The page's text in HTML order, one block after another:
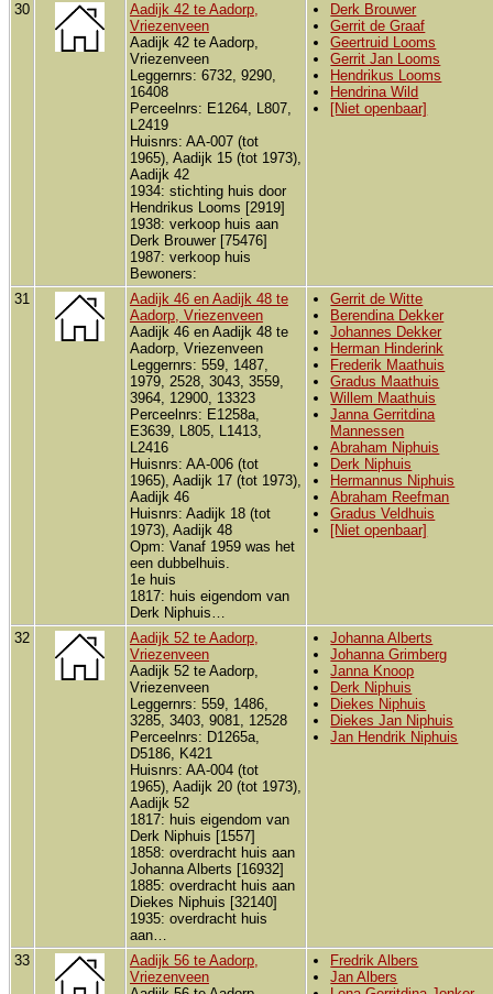
30
Aadijk 42 te Aadorp,
Vriezenveen
Aadijk 42 te Aadorp,
Vriezenveen
Leggernrs: 6732, 9290,
16408
Perceelnrs: E1264, L807,
L2419
Huisnrs: AA-007 (tot
1965), Aadijk 15 (tot 1973),
Aadijk 42
1934: stichting huis door
Hendrikus Looms [2919]
1938: verkoop huis aan
Derk Brouwer [75476]
1987: verkoop huis
Bewoners:
Derk Brouwer
Gerrit de Graaf
Geertruid Looms
Gerrit Jan Looms
Hendrikus Looms
Hendrina Wild
[Niet openbaar]
31
Aadijk 46 en Aadijk 48 te
Aadorp, Vriezenveen
Aadijk 46 en Aadijk 48 te
Aadorp, Vriezenveen
Leggernrs: 559, 1487,
1979, 2528, 3043, 3559,
3964, 12900, 13323
Perceelnrs: E1258a,
E3639, L805, L1413,
L2416
Huisnrs: AA-006 (tot
1965), Aadijk 17 (tot 1973),
Aadijk 46
Huisnrs: Aadijk 18 (tot
1973), Aadijk 48
Opm: Vanaf 1959 was het
een dubbelhuis.
1e huis
1817: huis eigendom van
Derk Niphuis…
Gerrit de Witte
Berendina Dekker
Johannes Dekker
Herman Hinderink
Frederik Maathuis
Gradus Maathuis
Willem Maathuis
Janna Gerritdina
Mannessen
Abraham Niphuis
Derk Niphuis
Hermannus Niphuis
Abraham Reefman
Gradus Veldhuis
[Niet openbaar]
32
Aadijk 52 te Aadorp,
Vriezenveen
Aadijk 52 te Aadorp,
Vriezenveen
Leggernrs: 559, 1486,
3285, 3403, 9081, 12528
Perceelnrs: D1265a,
D5186, K421
Huisnrs: AA-004 (tot
1965), Aadijk 20 (tot 1973),
Aadijk 52
1817: huis eigendom van
Derk Niphuis [1557]
1858: overdracht huis aan
Johanna Alberts [16932]
1885: overdracht huis aan
Diekes Niphuis [32140]
1935: overdracht huis
aan…
Johanna Alberts
Johanna Grimberg
Janna Knoop
Derk Niphuis
Diekes Niphuis
Diekes Jan Niphuis
Jan Hendrik Niphuis
33
Aadijk 56 te Aadorp,
Vriezenveen
Fredrik Albers
Jan Albers